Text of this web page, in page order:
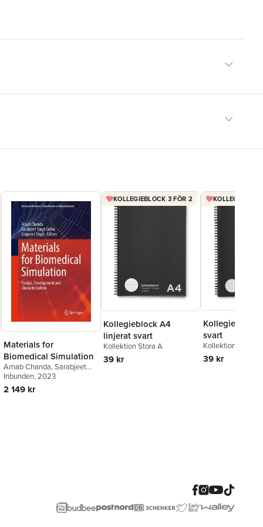
Materials for
Biomedical Simulation
Arnab Chanda,Sarabjeet
Singh Sidhu,Gurpreet Singh
Inbunden, 2023
2 149 kr
KOLLEGIEBLOCK 3 FÖR 2
Kollegieblock A4
linjerat svart
Kollektion Stora A
39 kr
Kollegieblock
svart
Kollektion Stora A
39 kr